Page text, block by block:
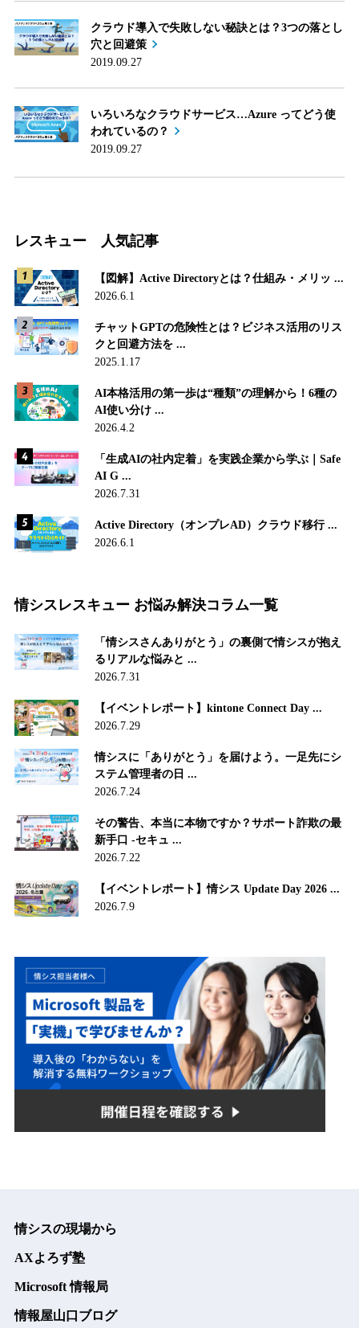
クラウド導入で失敗しない秘訣とは？3つの落とし
穴と回避策
2019.09.27
いろいろなクラウドサービス…Azure ってどう使
われているの？
2019.09.27
レスキュー 人気記事
【図解】Active Directoryとは？仕組み・メリッ ...
2026.6.1
チャットGPTの危険性とは？ビジネス活用のリス
クと回避方法を ...
2025.1.17
AI本格活用の第一歩は“種類”の理解から！6種の
AI使い分け ...
2026.4.2
「生成AIの社内定着」を実践企業から学ぶ｜Safe
AI G ...
2026.7.31
Active Directory（オンプレAD）クラウド移行 ...
2026.6.1
情シスレスキュー お悩み解決コラム一覧
「情シスさんありがとう」の裏側で情シスが抱え
るリアルな悩みと ...
2026.7.31
【イベントレポート】kintone Connect Day ...
2026.7.29
情シスに「ありがとう」を届けよう。一足先にシ
ステム管理者の日 ...
2026.7.24
その警告、本当に本物ですか？サポート詐欺の最
新手口 -セキュ ...
2026.7.22
【イベントレポート】情シス Update Day 2026 ...
2026.7.9
情シスの現場から
AXよろず塾
Microsoft 情報局
情報屋山口ブログ